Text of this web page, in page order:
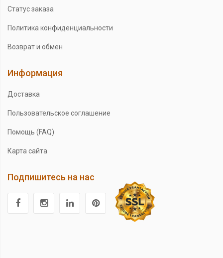
Статус заказа
Политика конфиденциальности
Возврат и обмен
Информация
Доставка
Пользовательское соглашение
Помощь (FAQ)
Карта сайта
Подпишитесь на нас